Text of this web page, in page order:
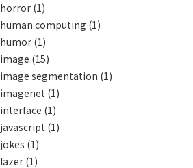
horror (1)
human computing (1)
humor (1)
image (15)
image segmentation (1)
imagenet (1)
interface (1)
javascript (1)
jokes (1)
lazer (1)